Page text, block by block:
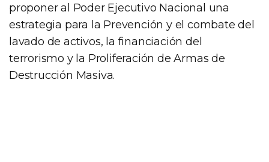
proponer al Poder Ejecutivo Nacional una
estrategia para la Prevención y el combate del
lavado de activos, la financiación del
terrorismo y la Proliferación de Armas de
Destrucción Masiva.